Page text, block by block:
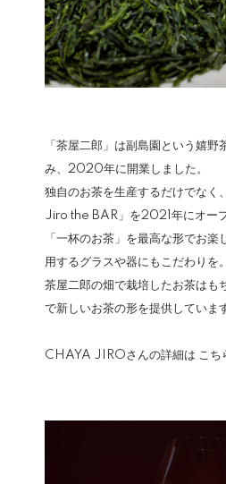
「茶屋二郎」は副島園という嬉
み、2020年に開業しました。
独自のお茶を生産するだけでな
Jiro the BAR」を2021年にオープ
「一杯のお茶」を最高な形でお楽
用するグラスや器にもこだわりを。
茶屋二郎の畑で栽培したお茶はも
で新しいお茶の形を提供していま
CHAYA JIROさんの詳細は こち